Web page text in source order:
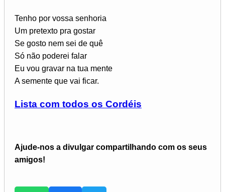
Tenho por vossa senhoria
Um pretexto pra gostar
Se gosto nem sei de quê
Só não poderei falar
Eu vou gravar na tua mente
A semente que vai ficar.
Lista com todos os Cordéis
Ajude-nos a divulgar compartilhando com os seus
amigos!